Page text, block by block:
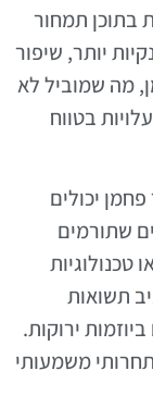
בתוכן תמחור
יותר, שיפור
מה שמוביל לא
בטווח
יכולים
שתורמים
תשואות
ירוקות.
משמעותי